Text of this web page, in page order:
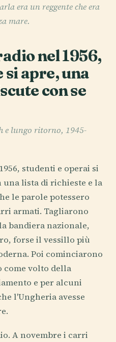
era un reggente che era
mare.
nel 1956,
si apre, una
con se
e lungo ritorno, 1945-
studenti e operai si
lista di richieste e la
le parole potessero
armati. Tagliarono
bandiera nazionale,
forse il vessillo più
Poi cominciarono
come volto della
e per alcuni
l'Ungheria avesse
A novembre i carri